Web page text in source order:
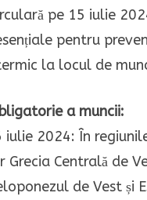
pe 15 iulie
pentru
la locul de
a muncii:
iulie 2024: În
Grecia Centrală de
de Vest și